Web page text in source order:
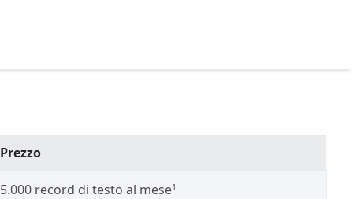
Prezzo
5.000 record di testo al mese1